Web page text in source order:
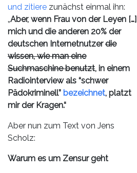
und zitiere zunächst einmal ihn:
„Aber, wenn Frau von der Leyen […]
mich und die anderen 20% der
deutschen Internetnutzerdie
wissen, wie man eine
Suchmaschine benutzt, in einem
Radiointerview als “schwer
Pädokriminell” bezeichnet, platzt
mir der Kragen.“
Aber nun zum Text von Jens
Scholz:
Warum es um Zensur geht